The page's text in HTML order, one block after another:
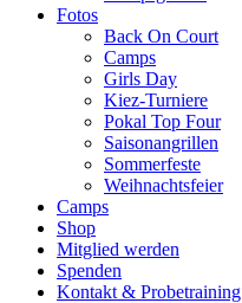
Fotos
Back On Court
Camps
Girls Day
Kiez-Turniere
Pokal Top Four
Saisonangrillen
Sommerfeste
Weihnachtsfeier
Camps
Shop
Mitglied werden
Spenden
Kontakt & Probetraining